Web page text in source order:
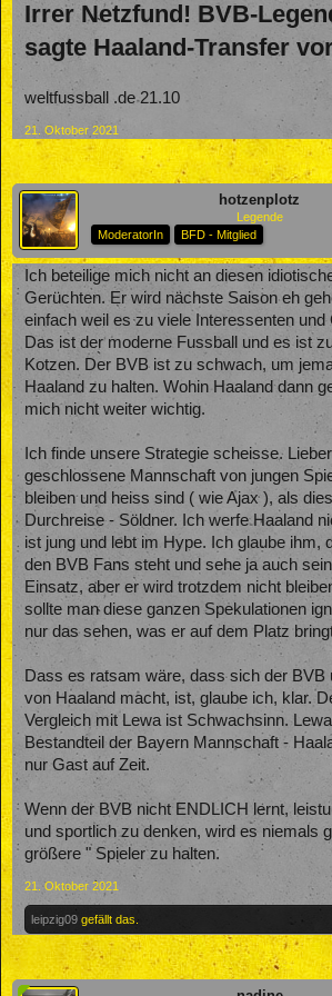
Irrer Netzfund! BVB-
sagte Haaland-Transfer
weltfussball .de 21.10
21. Oktober 2021
hotzenplotz
Legende
ModeratorIn
BFD - Mitglied
Ich beteilige mich nicht an diesen
Gerüchten. Er wird nächste Saison eh
einfach weil es zu viele Interessenten und
Das ist der moderne Fussball und es ist
Kotzen. Der BVB ist zu schwach, um
Haaland zu halten. Wohin Haaland dann
mich nicht weiter wichtig.
Ich finde unsere Strategie scheisse.
geschlossene Mannschaft von jungen
bleiben und heiss sind ( wie Ajax ), als
Durchreise - Söldner. Ich werfe Haaland
ist jung und lebt im Hype. Ich glaube ihm,
den BVB Fans steht und sehe ja auch
Einsatz, aber er wird trotzdem nicht
sollte man diese ganzen Spekulationen
nur das sehen, was er auf dem Platz
Dass es ratsam wäre, dass sich der BVB
von Haaland macht, ist, glaube ich, klar.
Vergleich mit Lewa ist Schwachsinn.
Bestandteil der Bayern Mannschaft -
nur Gast auf Zeit.
Wenn der BVB nicht ENDLICH lernt,
und sportlich zu denken, wird es niemals
größere " Spieler zu halten.
21. Oktober 2021
leipzig09 gefällt das.